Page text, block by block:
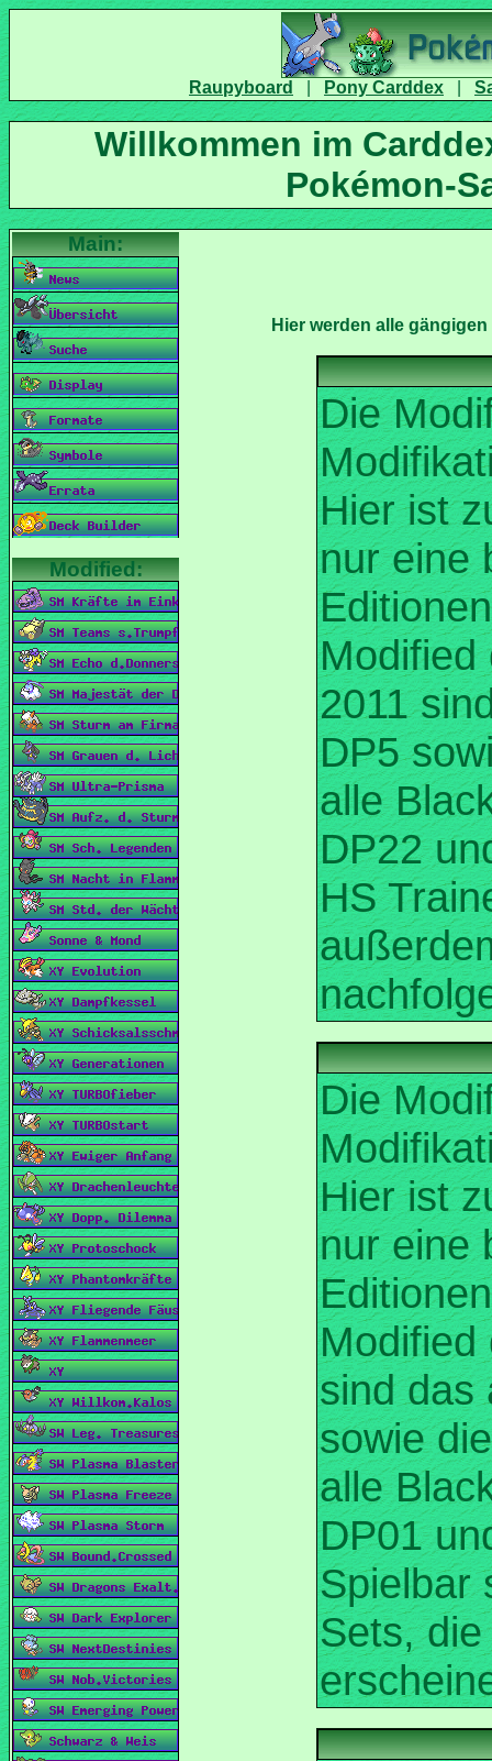
Willkommen im
Die
Hier ist
nur eine
Modified
2011
DP5
alle
DP22
HS
Die
Hier ist
nur eine
Modified
sind das
sowie
alle
DP01
Spielbar
Sets,